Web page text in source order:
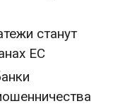
станут
ЕС